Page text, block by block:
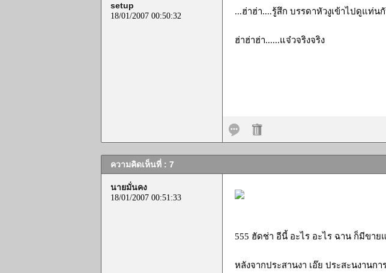
setup
18/01/2007 00:50:32 ...ฮ่าฮ่า....รู้สึก บรรดาหัวงูเข้าไปดูแท่น
ฮ่าฮ่าฮ่า......แจ๋วจริงจริง
ความคิดเห็นที่ : 7
นายมั่นคง
18/01/2007 00:51:33
555 ฮัดช่า อีนี้ อะไร อะไร ฉาน ก็มีขาย
หลังจากประสานงา เอ๊ย ประสะนงาน